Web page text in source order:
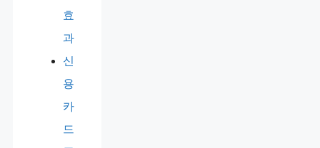
효
과
신
용
카
드